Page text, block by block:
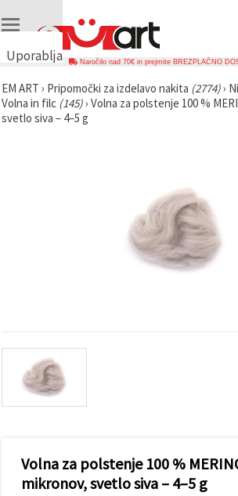
Uporabljamo
🍪
Uporabljamo
piškotke in
prikazujemo
vsebine in
oglase, tudi
s pomočjo
naših
partnerjev
»Sprejmi
vse!« se
lahko
Naročilo nad 70€ in prejmite BREZPLAČNO
EM ART › Pripomočki za izdelavo nakita (2774)›
Volna in filc (145)› Volna za polstenje 100 %
svetlo siva – 4–5 g
Volna za polstenje 100 %
mikronov, svetlo siva – 4–5 g